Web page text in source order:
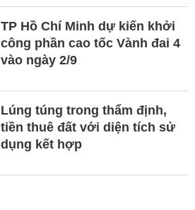
TP Hồ Chí Minh dự kiến khởi
công phần cao tốc Vành đai 4
vào ngày 2/9
Lúng túng trong thẩm định,
tiền thuê đất với diện tích sử
dụng kết hợp